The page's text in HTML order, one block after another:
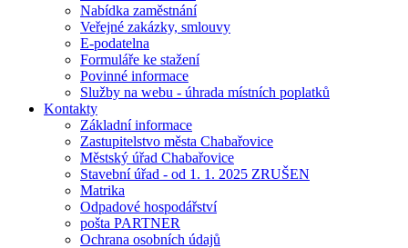
Nabídka zaměstnání
Veřejné zakázky, smlouvy
E-podatelna
Formuláře ke stažení
Povinné informace
Služby na webu - úhrada místních poplatků
Kontakty
Základní informace
Zastupitelstvo města Chabařovice
Městský úřad Chabařovice
Stavební úřad - od 1. 1. 2025 ZRUŠEN
Matrika
Odpadové hospodářství
pošta PARTNER
Ochrana osobních údajů